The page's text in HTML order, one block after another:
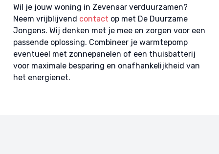
Wil je jouw woning in Zevenaar verduurzamen?
Neem vrijblijvend contact op met De Duurzame
Jongens. Wij denken met je mee en zorgen voor een
passende oplossing. Combineer je warmtepomp
eventueel met zonnepanelen of een thuisbatterij
voor maximale besparing en onafhankelijkheid van
het energienet.